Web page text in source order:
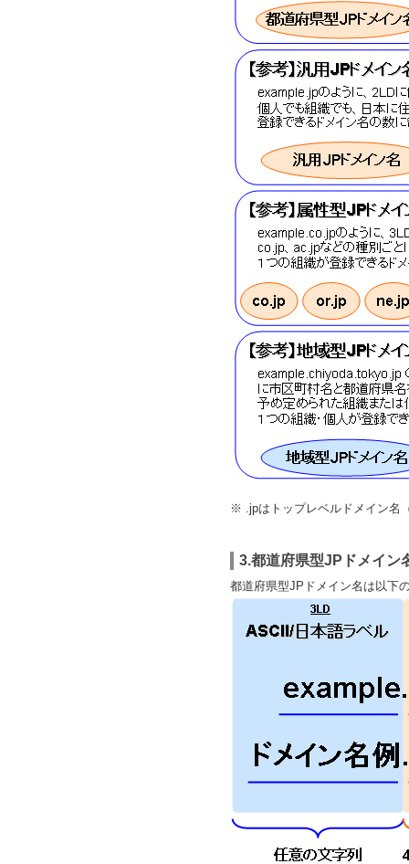
※ .jpはトップレベルドメイン名
3.都道府県型JPドメイン
都道府県型JPドメイン名は以下